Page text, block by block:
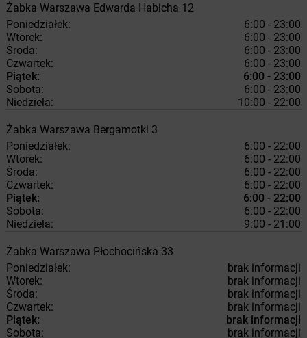
Żabka Warszawa Edwarda Habicha 12
Poniedziałek:
6:00 - 23:00
Wtorek:
6:00 - 23:00
Środa:
6:00 - 23:00
Czwartek:
6:00 - 23:00
Piątek:
6:00 - 23:00
Sobota:
6:00 - 23:00
Niedziela:
10:00 - 22:00
Żabka Warszawa Bergamotki 3
Poniedziałek:
6:00 - 22:00
Wtorek:
6:00 - 22:00
Środa:
6:00 - 22:00
Czwartek:
6:00 - 22:00
Piątek:
6:00 - 22:00
Sobota:
6:00 - 22:00
Niedziela:
9:00 - 21:00
Żabka Warszawa Płochocińska 33
Poniedziałek:
brak informacji
Wtorek:
brak informacji
Środa:
brak informacji
Czwartek:
brak informacji
Piątek:
brak informacji
Sobota:
brak informacji